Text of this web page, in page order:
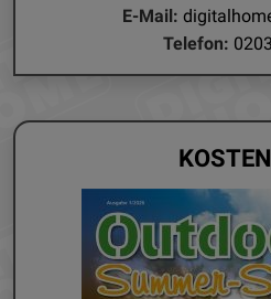
E-Mail:
Telefon: